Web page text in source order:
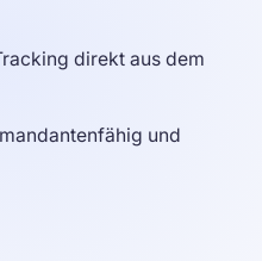
direkt aus dem
und